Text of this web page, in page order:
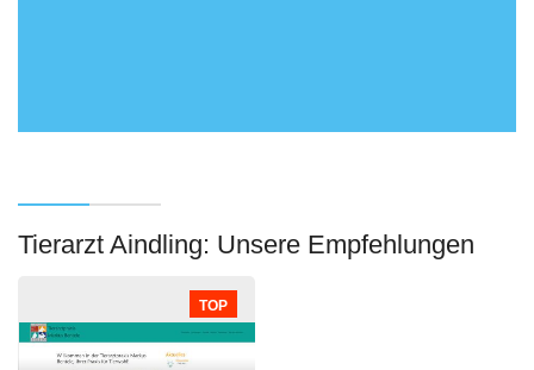
Tierarzt Aindling: Unsere Empfehlungen
TOP